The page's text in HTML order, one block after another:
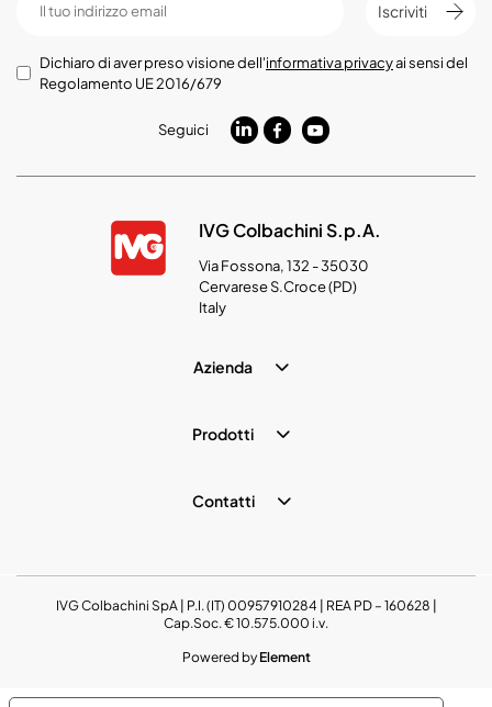
Iscriviti
Dichiaro di aver preso visione dell'informativa privacyai sensi del
Regolamento UE 2016/679
Seguici
IVG Colbachini S.p.A.
Via Fossona, 132 - 35030
Cervarese S.Croce (PD)
Italy
Azienda
Prodotti
Contatti
IVG Colbachini SpA | P.I. (IT) 00957910284 | REA PD – 160628 |
Cap.Soc. € 10.575.000 i.v.
Powered by Element